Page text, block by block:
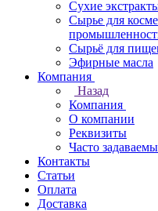
Сухие
Сырье для
Сырьё для
Эфирные масла
Компания
Назад
Компания
О компании
Реквизиты
Часто
Контакты
Статьи
Оплата
Доставка